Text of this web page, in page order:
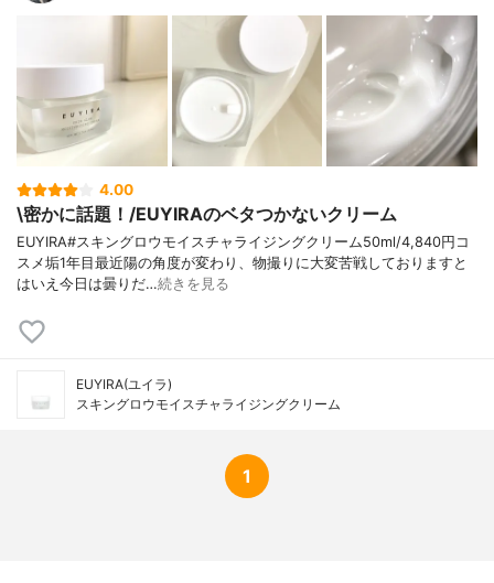
4.00
\密かに話題！/EUYIRAのベタつかないクリーム
EUYIRA#スキングロウモイスチャライジングクリーム50ml/4,840円コ
スメ垢1年目最近陽の角度が変わり、物撮りに大変苦戦しておりますと
はいえ今日は曇りだ…続きを見る
EUYIRA(ユイラ)
スキングロウモイスチャライジングクリーム
1